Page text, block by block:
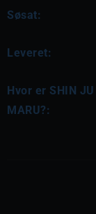
Søsat:
Leveret:
Hvor er SHIN JU
MARU?: